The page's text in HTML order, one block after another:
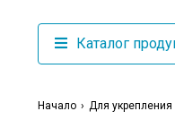
Каталог
Начало Для